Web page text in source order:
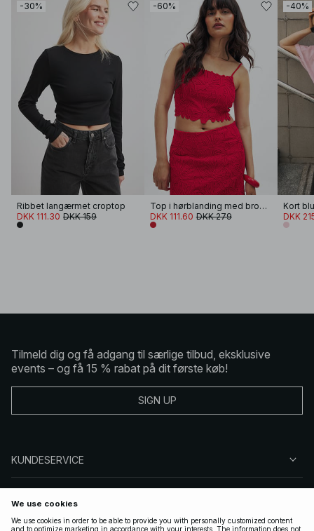
-30%
Ribbet langærmet croptop
DKK 111.30 DKK 159
-60%
Top i hørblanding med broderie anglaise-detalje
DKK 111.60 DKK 279
-40%
Kort
DKK
Tilmeld dig og få adgang til særlige tilbud, eksklusive
events – og få 15 % rabat på dit første køb!
SIGN UP
KUNDESERVICE